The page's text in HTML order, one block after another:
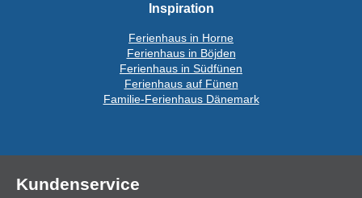
Inspiration
Ferienhaus in Horne
Ferienhaus in Böjden
Ferienhaus in Südfünen
Ferienhaus auf Fünen
Familie-Ferienhaus Dänemark
Kundenservice